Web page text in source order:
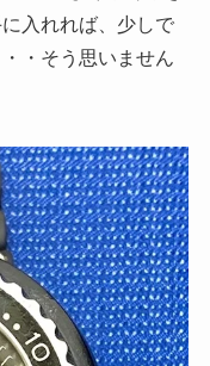
入れれば、少しで
・そう思いません